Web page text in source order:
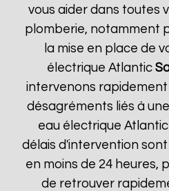
vous aider dans toutes
plomberie, notamment
la mise en place de
électrique Atlantic
intervenons rapidement
désagréments liés à
eau électrique
délais d'intervention
en moins de 24 heures,
de retrouver